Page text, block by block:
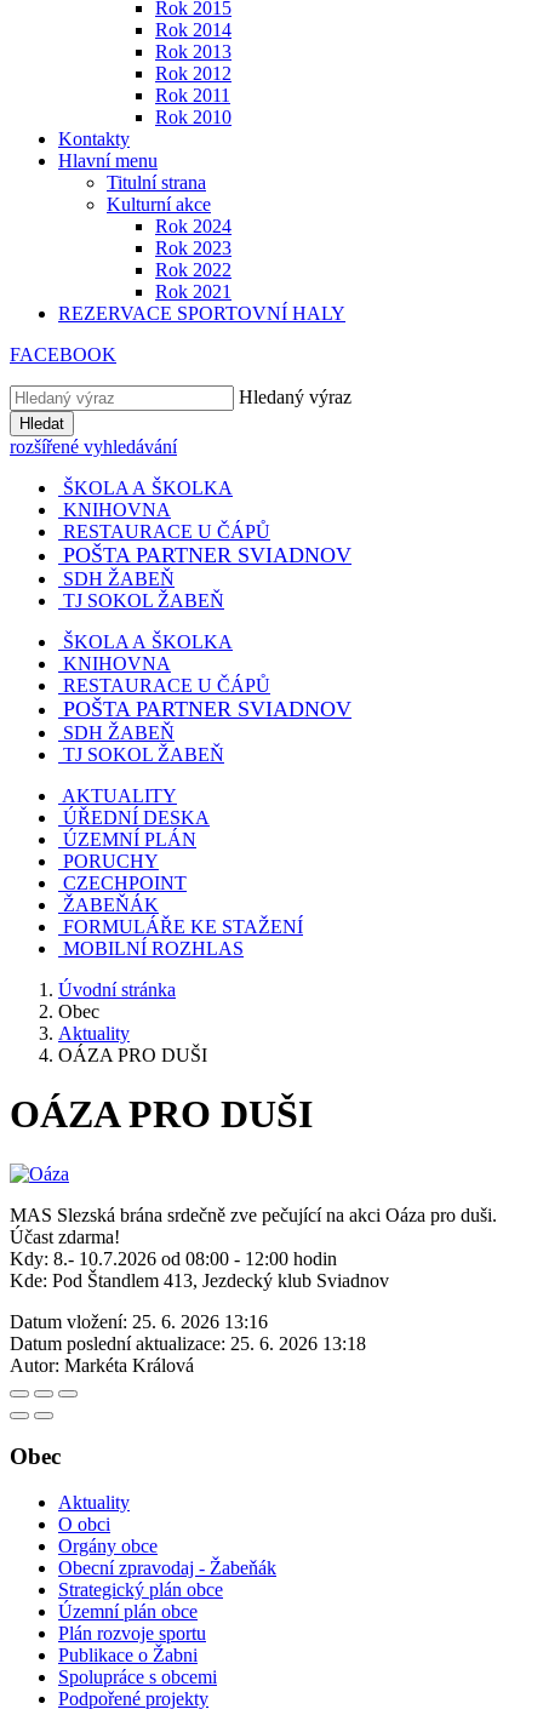
Rok 2015
Rok 2014
Rok 2013
Rok 2012
Rok 2011
Rok 2010
Kontakty
Hlavní menu
Titulní strana
Kulturní akce
Rok 2024
Rok 2023
Rok 2022
Rok 2021
REZERVACE SPORTOVNÍ HALY
FACEBOOK
Hledaný výraz
Hledat
rozšířené vyhledávání
ŠKOLA A ŠKOLKA
KNIHOVNA
RESTAURACE U ČÁPŮ
POŠTA PARTNER SVIADNOV
SDH ŽABEŇ
TJ SOKOL ŽABEŇ
ŠKOLA A ŠKOLKA
KNIHOVNA
RESTAURACE U ČÁPŮ
POŠTA PARTNER SVIADNOV
SDH ŽABEŇ
TJ SOKOL ŽABEŇ
AKTUALITY
ÚŘEDNÍ DESKA
ÚZEMNÍ PLÁN
PORUCHY
CZECHPOINT
ŽABEŇÁK
FORMULÁŘE KE STAŽENÍ
MOBILNÍ ROZHLAS
Úvodní stránka
Obec
Aktuality
OÁZA PRO DUŠI
OÁZA PRO DUŠI
MAS Slezská brána srdečně zve pečující na akci Oáza pro duši.
Účast zdarma!
Kdy: 8.- 10.7.2026 od 08:00 - 12:00 hodin
Kde: Pod Štandlem 413, Jezdecký klub Sviadnov
Datum vložení: 25. 6. 2026 13:16
Datum poslední aktualizace: 25. 6. 2026 13:18
Autor: Markéta Králová
Obec
Aktuality
O obci
Orgány obce
Obecní zpravodaj - Žabeňák
Strategický plán obce
Územní plán obce
Plán rozvoje sportu
Publikace o Žabni
Spolupráce s obcemi
Podpořené projekty